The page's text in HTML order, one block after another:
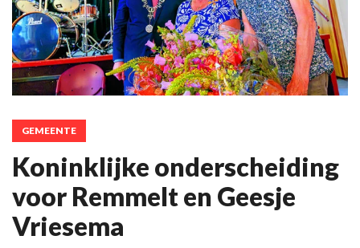
GEMEENTE
Koninklijke onderscheiding
voor Remmelt en Geesje
Vriesema